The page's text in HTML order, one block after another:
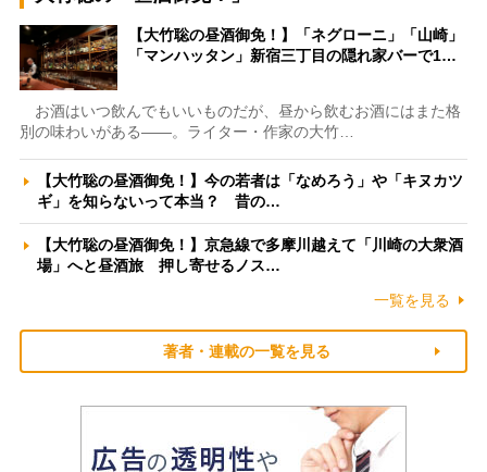
【大竹聡の昼酒御免！】「ネグローニ」「山崎」
「マンハッタン」新宿三丁目の隠れ家バーで1…
お酒はいつ飲んでもいいものだが、昼から飲むお酒にはまた格
別の味わいがある――。ライター・作家の大竹…
【大竹聡の昼酒御免！】今の若者は「なめろう」や「キヌカツ
ギ」を知らないって本当？ 昔の…
【大竹聡の昼酒御免！】京急線で多摩川越えて「川崎の大衆酒
場」へと昼酒旅 押し寄せるノス…
一覧を見る
著者・連載の一覧を見る